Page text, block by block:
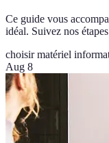
Ce guide vous
idéal. Suivez nos
choisir matériel
Aug 8